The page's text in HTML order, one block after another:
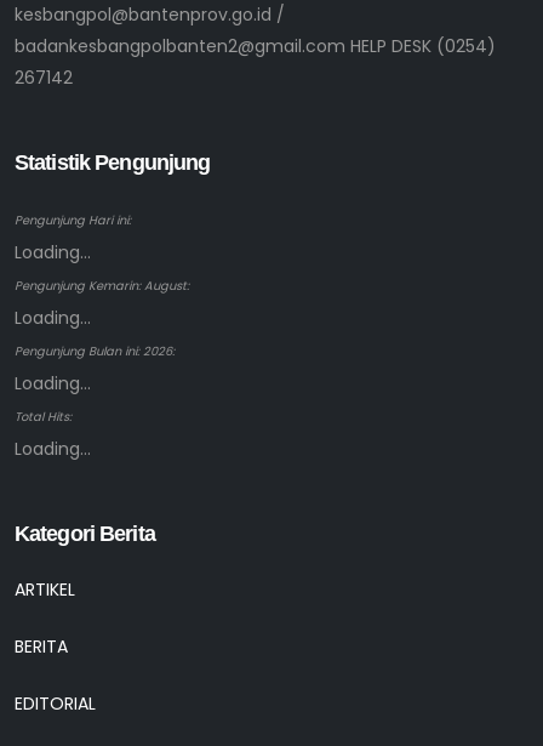
kesbangpol@bantenprov.go.id /
badankesbangpolbanten2@gmail.com HELP DESK (0254)
267142
Statistik Pengunjung
Pengunjung Hari ini:
Loading...
Pengunjung Kemarin: August:
Loading...
Pengunjung Bulan ini: 2026:
Loading...
Total Hits:
Loading...
Kategori Berita
ARTIKEL
BERITA
EDITORIAL